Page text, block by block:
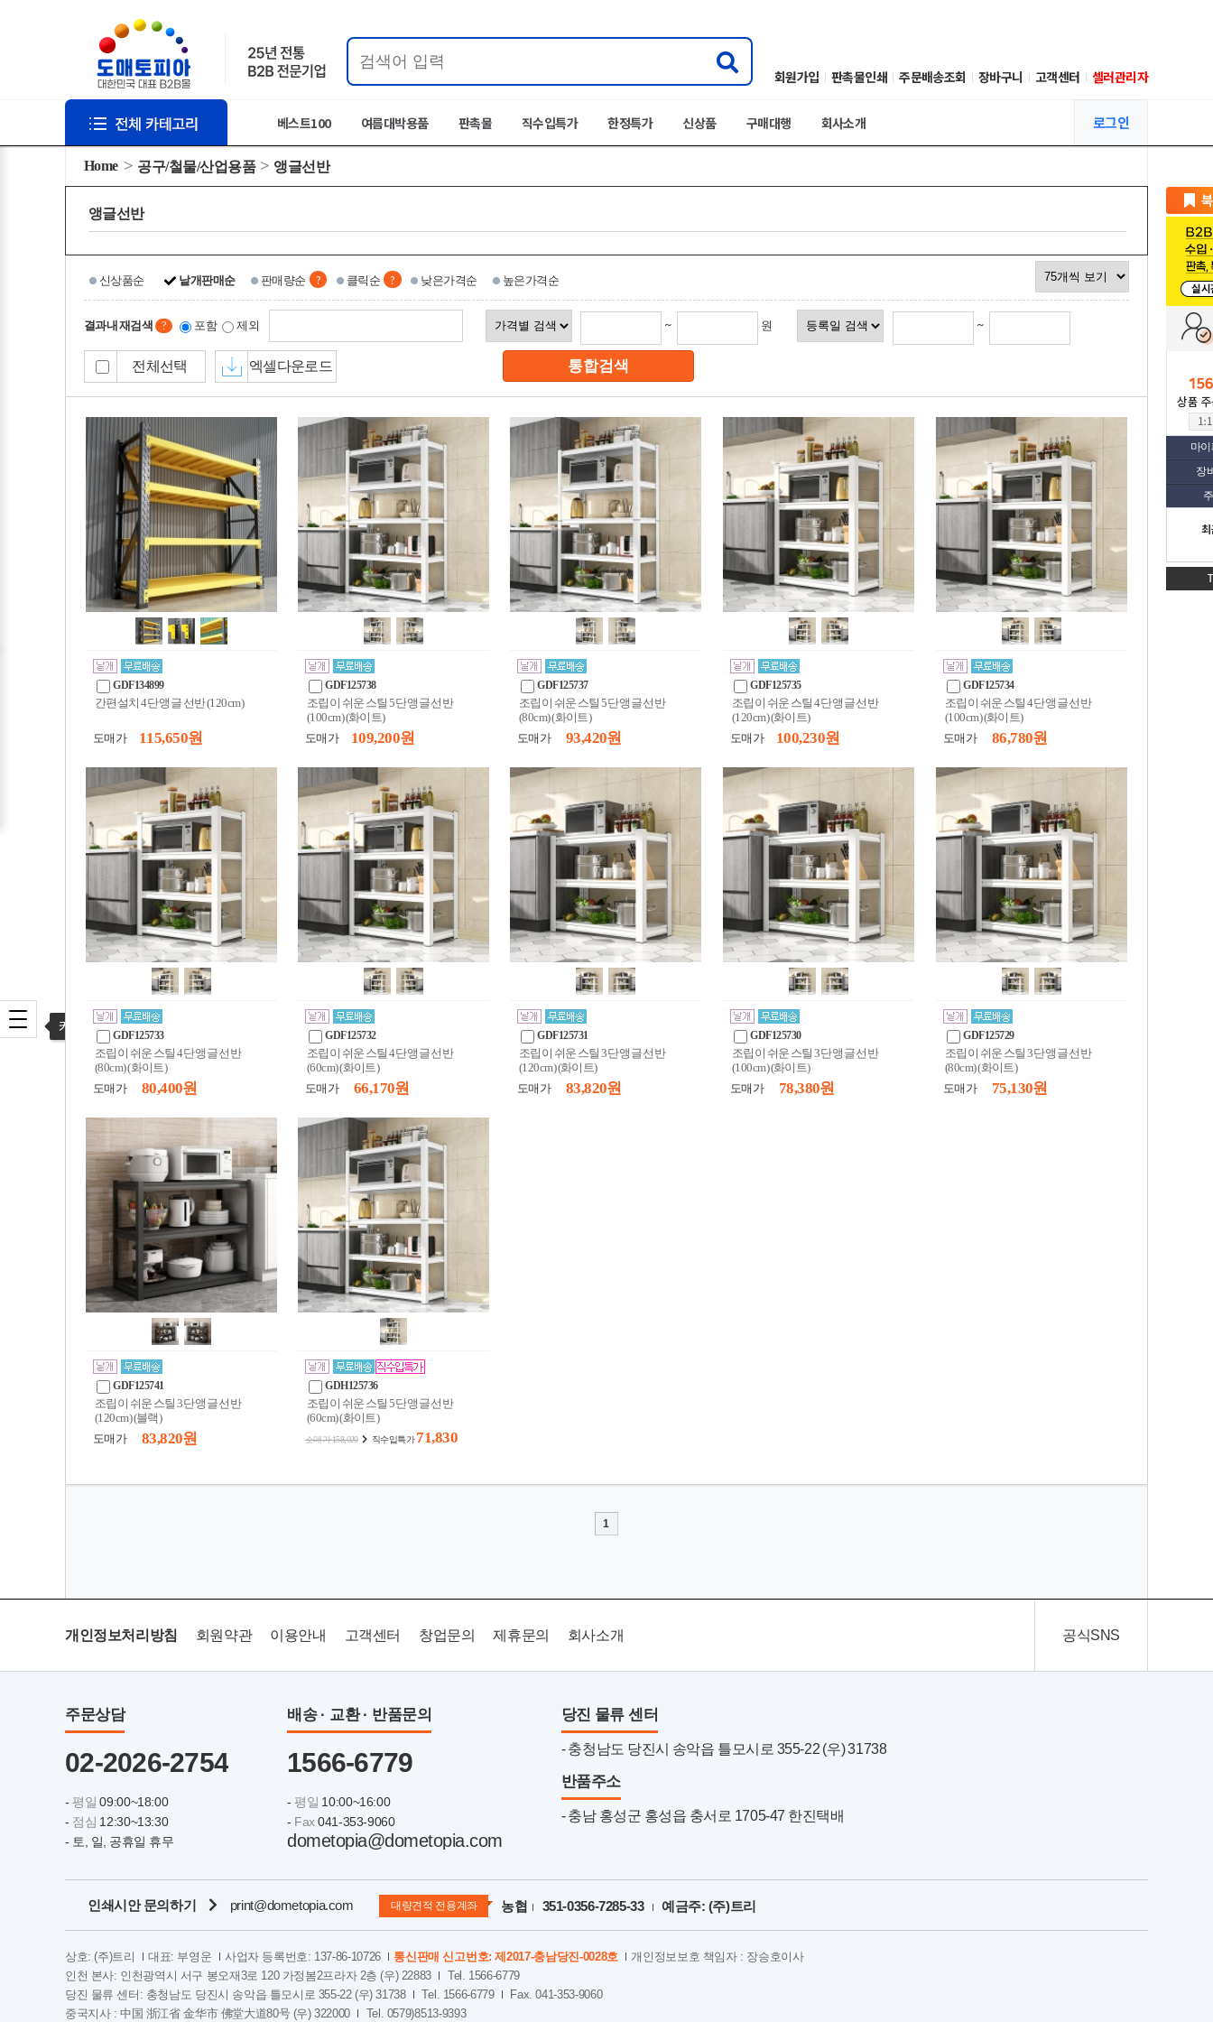
회원가입 판촉물인쇄 주문배송조회 장바구니 고객센터 셀러관리자
베스트100 여름대박용품 판촉물 직수입특가 한정특가 신상품 구매대행 회사소개 로그인
마
장
카테고리 열기
Home 공구/철물/산업용품 앵글선반
앵글선반
신상품순 낱개판매순 판매량순 ? 클릭순 ? 낮은가격순 높은가격순
결과내 재검색 ? 포함 제외 ~ 원 ~
전체선택 엑셀다운로드
GDF134899
간편설치 4단 앵글 선반 (120cm)
도매가 115,650 원
GDF125738
조립이 쉬운 스틸 5단 앵글 선반
(100cm) (화이트)
도매가
109,200 원
GDF125737
조립이 쉬운 스틸 5단 앵글 선반
(80cm) (화이트)
도매가
93,420 원
GDF125735
조립이 쉬운 스틸 4단 앵글 선반
(120cm) (화이트)
도매가
100,230 원
GDF125734
조립이 쉬운 스틸 4단 앵글 선반
(100cm) (화이트)
도매가
86,780 원
GDF125733
조립이 쉬운 스틸 4단 앵글 선반
(80cm) (화이트)
도매가
80,400 원
GDF125732
조립이 쉬운 스틸 4단 앵글 선반
(60cm) (화이트)
도매가
66,170 원
GDF125731
조립이 쉬운 스틸 3단 앵글 선반
(120cm) (화이트)
도매가
83,820 원
GDF125730
조립이 쉬운 스틸 3단 앵글 선반
(100cm) (화이트)
도매가
78,380 원
GDF125729
조립이 쉬운 스틸 3단 앵글 선반
(80cm) (화이트)
도매가
75,130 원
GDF125741
조립이 쉬운 스틸 3단 앵글 선반
(120cm) (블랙)
도매가
83,820 원
GDH125736
조립이 쉬운 스틸 5단 앵글 선반
(60cm) (화이트)
소매가 158,020 직수입특가71,830
1
개인정보처리방침 회원약관 이용안내 고객센터 창업문의 제휴문의 회사소개 공식SNS
주문상담
02-2026-2754
- 평일 09:00~18:00
- 점심 12:30~13:30
- 토, 일, 공휴일 휴무
배송 · 교환 · 반품문의
1566-6779
- 평일 10:00~16:00
- Fax041-353-9060
dometopia@dometopia.com
당진 물류 센터
- 충청남도 당진시 송악읍 틀모시로 355-22 (우) 31738
반품주소
- 충남 홍성군 홍성읍 충서로 1705-47 한진택배
인쇄시안 문의하기 print@dometopia.com 대량견적 전용계좌 농협 351-0356-7285-33 예금주: (주)트리
상호: (주)트리 대표: 부영운 사업자 등록번호: 137-86-10726 통신판매 신고번호: 제2017-충남당진-0028호
개인정보보호 책임자 : 장승호이사
인천 본사: 인천광역시 서구 봉오재3로 120 가정봄2프라자 2층 (우) 22883
Tel. 1566-6779
당진 물류 센터: 충청남도 당진시 송악읍 틀모시로 355-22 (우) 31738
Tel. 1566-6779
Fax. 041-353-9060
중국지사 : 中国 浙江省 金华市 佛堂大道80号 (우) 322000
Tel. 0579)8513-9393